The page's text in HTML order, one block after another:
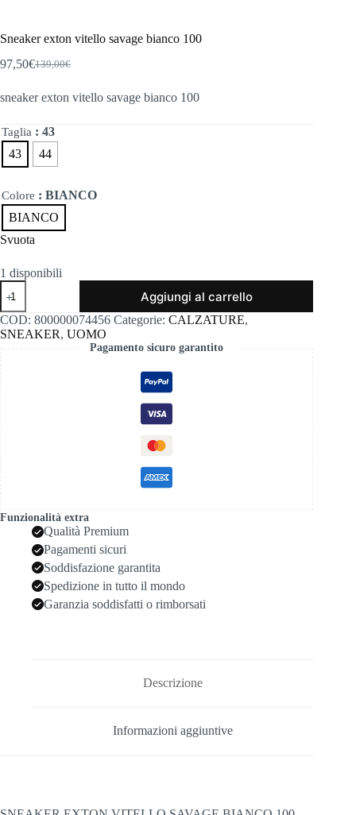
Sneaker exton vitello savage bianco 100
139,00€
Il
originale
139,00€.
97,50€Il
attuale
97,50€.
sneaker exton vitello savage bianco 100
Taglia : 43
43
44
Colore : BIANCO
BIANCO
Svuota
1 disponibili
Sneaker
exton
vitello
savage
bianco
Aggiungi al carrello
COD: 800000074456 Categorie: CALZATURE,
SNEAKER, UOMO
Pagamento sicuro garantito
Funzionalità extra
Qualità Premium
Pagamenti sicuri
Soddisfazione garantita
Spedizione in tutto il mondo
Garanzia soddisfatti o rimborsati
Descrizione
Informazioni aggiuntive